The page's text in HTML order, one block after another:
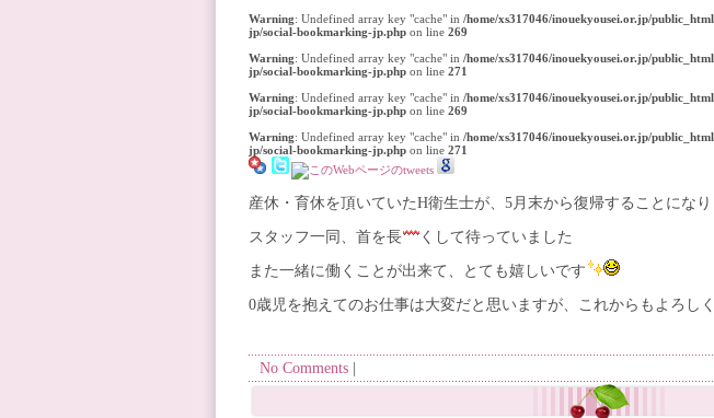
Warning: Undefined array key "cache" in /home/xs317046/inouekyousei.or.jp/
jp/social-bookmarking-jp.php on line 269
Warning: Undefined array key "cache" in /home/xs317046/inouekyousei.or.jp/
jp/social-bookmarking-jp.php on line 271
Warning: Undefined array key "cache" in /home/xs317046/inouekyousei.or.jp/
jp/social-bookmarking-jp.php on line 269
Warning: Undefined array key "cache" in /home/xs317046/inouekyousei.or.jp/
jp/social-bookmarking-jp.php on line 271
産休・育休を頂いていたH衛生士が、5月末から復帰することになり
スタッフ一同、首を長 くして待っていました
また一緒に働くことが出来て、とても嬉しいです
0歳児を抱えてのお仕事は大変だと思いますが、これからもよろし
No Comments